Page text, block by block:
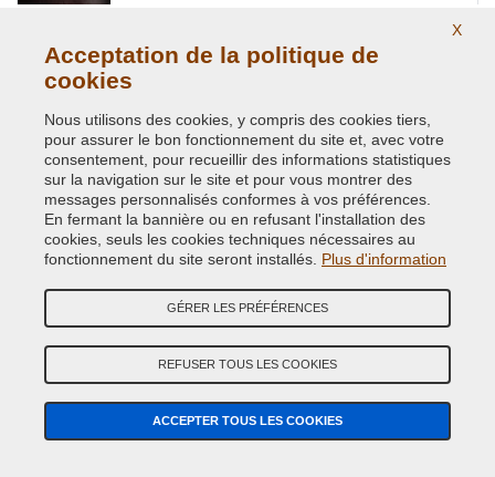
Code du produit:
VCD-CHA-PTW
Code couleur originale:GTW
Code du produit:VCD-CHA-GTW
MACHINE CRYSTAL/ GRAPHITE MET.
Code couleur originale:PDR/06
Code du produit:VCD-CHA-PDR/06
MAGNESIUM/VERT MET.
Code couleur originale: BPK
Code du produit:VCD-CHA-BPK
MAGNESIUM/VERT MET.
X
Acceptation de la politique de
cookies
Nous utilisons des cookies, y compris des cookies tiers,
pour assurer le bon fonctionnement du site et, avec votre
consentement, pour recueillir des informations statistiques
sur la navigation sur le site et pour vous montrer des
messages personnalisés conformes à vos préférences.
En fermant la bannière ou en refusant l'installation des
cookies, seuls les cookies techniques nécessaires au
fonctionnement du site seront installés. Plus d'information
GÉRER LES PRÉFÉRENCES
REFUSER TOUS LES COOKIES
ACCEPTER TOUS LES COOKIES